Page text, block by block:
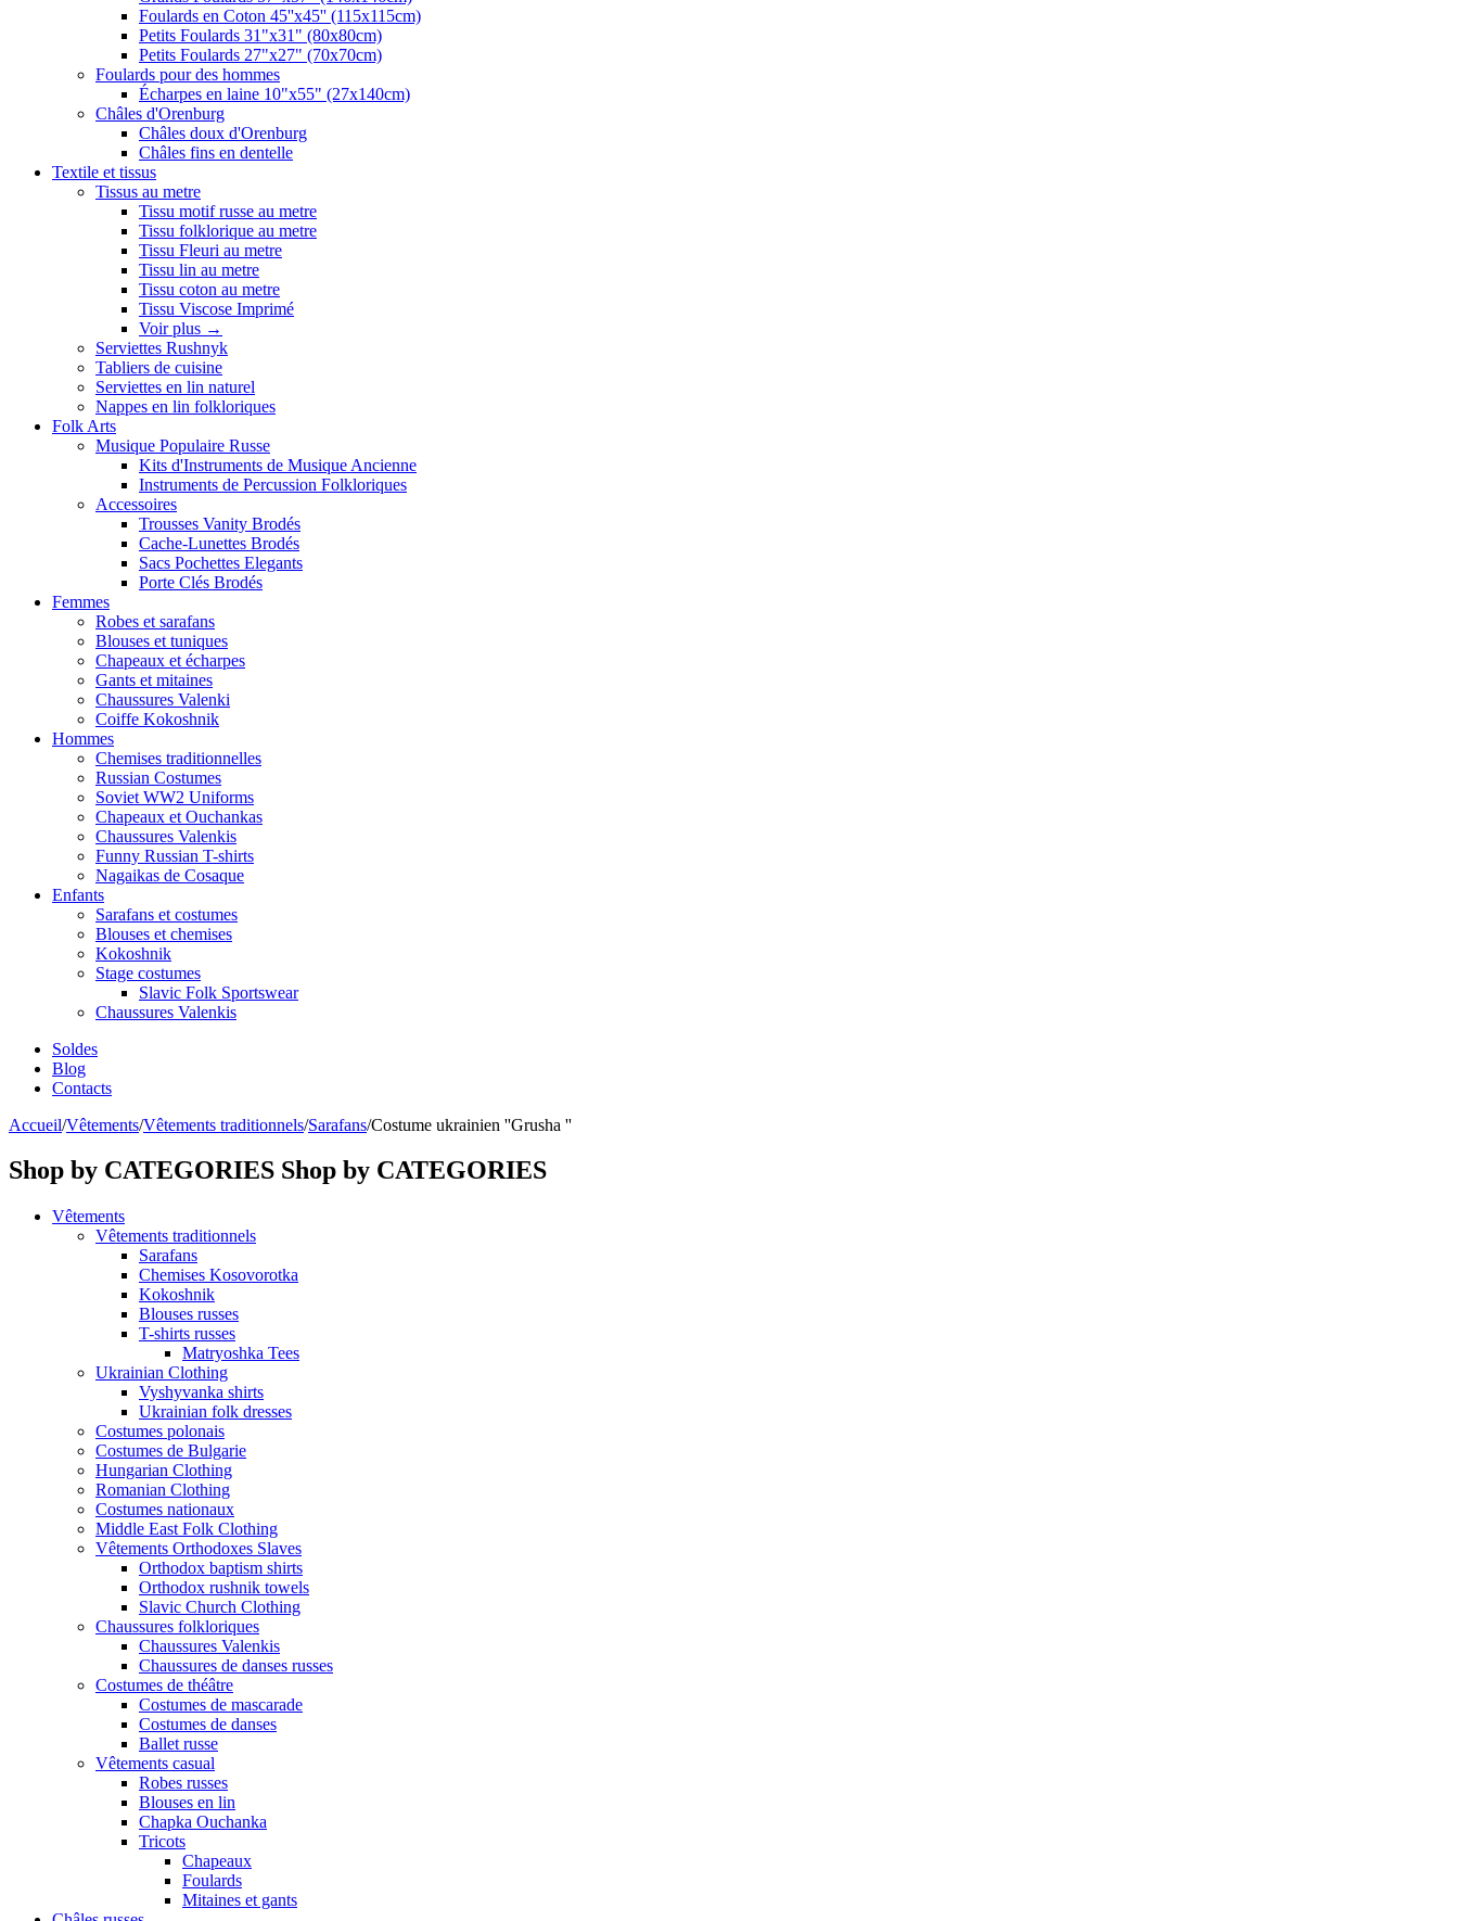
Foulards en Coton 45''x45'' (115x115cm)
Petits Foulards 31"x31" (80x80cm)
Petits Foulards 27"x27" (70x70cm)
Foulards pour des hommes
Écharpes en laine 10"x55" (27x140cm)
Châles d'Orenburg
Châles doux d'Orenburg
Châles fins en dentelle
Textile et tissus
Tissus au metre
Tissu motif russe au metre
Tissu folklorique au metre
Tissu Fleuri au metre
Tissu lin au metre
Tissu coton au metre
Tissu Viscose Imprimé
Voir plus →
Serviettes Rushnyk
Tabliers de cuisine
Serviettes en lin naturel
Nappes en lin folkloriques
Folk Arts
Musique Populaire Russe
Kits d'Instruments de Musique Ancienne
Instruments de Percussion Folkloriques
Accessoires
Trousses Vanity Brodés
Cache-Lunettes Brodés
Sacs Pochettes Elegants
Porte Clés Brodés
Femmes
Robes et sarafans
Blouses et tuniques
Chapeaux et écharpes
Gants et mitaines
Chaussures Valenki
Coiffe Kokoshnik
Hommes
Chemises traditionnelles
Russian Costumes
Soviet WW2 Uniforms
Chapeaux et Ouchankas
Chaussures Valenkis
Funny Russian T-shirts
Nagaikas de Cosaque
Enfants
Sarafans et costumes
Blouses et chemises
Kokoshnik
Stage costumes
Slavic Folk Sportswear
Chaussures Valenkis
Soldes
Blog
Contacts
Accueil/Vêtements/Vêtements traditionnels/Sarafans/Costume ukrainien ''Grusha ''
Shop by CATEGORIES Shop by CATEGORIES
Vêtements
Vêtements traditionnels
Sarafans
Chemises Kosovorotka
Kokoshnik
Blouses russes
T-shirts russes
Matryoshka Tees
Ukrainian Clothing
Vyshyvanka shirts
Ukrainian folk dresses
Costumes polonais
Costumes de Bulgarie
Hungarian Clothing
Romanian Clothing
Costumes nationaux
Middle East Folk Clothing
Vêtements Orthodoxes Slaves
Orthodox baptism shirts
Orthodox rushnik towels
Slavic Church Clothing
Chaussures folkloriques
Chaussures Valenkis
Chaussures de danses russes
Costumes de théâtre
Costumes de mascarade
Costumes de danses
Ballet russe
Vêtements casual
Robes russes
Blouses en lin
Chapka Ouchanka
Tricots
Chapeaux
Foulards
Mitaines et gants